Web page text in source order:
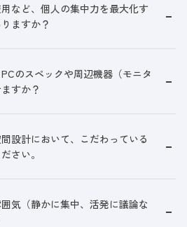
など、個人の集中力を最大化す
ますか？
のスペックや周辺機器（モニタ
すか？
設計において、こだわっている
さい。
気（静かに集中、活発に議論な